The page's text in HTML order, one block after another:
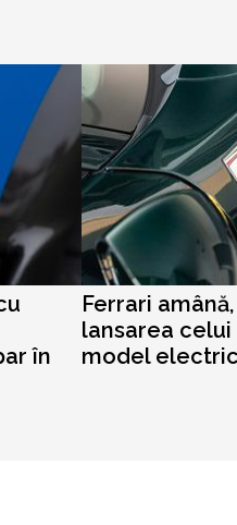
în
Ferrari
lansarea
model